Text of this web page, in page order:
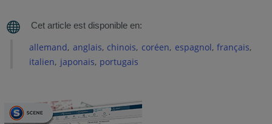
Exporter
numérisations
d’un
les
nuages
allemand anglais chinois coréen espagnol français
italien japonais portugais